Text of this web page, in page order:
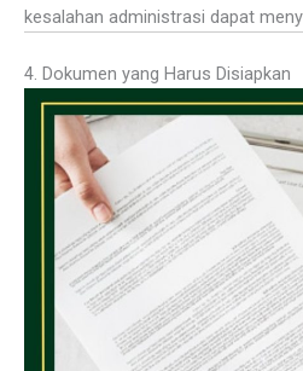
kesalahan administrasi dapat
4. Dokumen yang Harus Disiapkan